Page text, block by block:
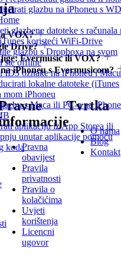
glazbu na iPhoneu s WD
glazbene datoteke s računala
koristeći WiFi-Drive
glazbu s Dropboxa na svom
ste offline
ID3 oznake na iPhoneu i Macu
lokalne datoteke (iTunes
mom iPhoneu
s Maca ili PC-a na iPhone
aplikaciju iz App Storea ili
unutar aplikacije pomoću
koda
VOX?
Drive?
Evermusic ili VOX?
iPhoneu s Evermusicom?
Pravna
obavijest
Pravila
privatnosti
Pravila o
kolačićima
Uvjeti
korištenja
Licencni
ugovor
Tvrtka
O nama
Blog
Kontakt